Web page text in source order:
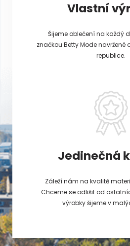
Vlastní
Šijeme oblečení na každý
značkou Betty Mode navržené
republice.
Jedinečná
Záleží nám na kvalitě
Chceme se odlišit od
výrobky šijeme v